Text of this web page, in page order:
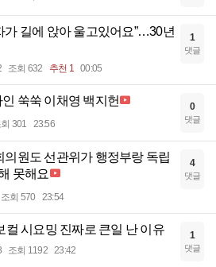
가 길에 앉아 울고있어요”…30년
조회 632 추천 1 00:05
1
댓글
쑥쑥 이채영 백지헌
301 23:56
0
댓글
의원도 선관위가 행정부랑 독립
못해요
조회 570 23:54
4
댓글
컬 시요밍 진짜로 큰일 난 이유
조회 1192 23:42
1
댓글